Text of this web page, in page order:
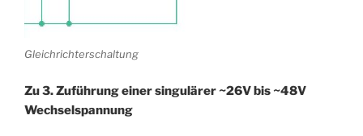
Gleichrichterschaltung
Zu 3. Zuführung einer singulärer ~26V bis ~48V
Wechselspannung